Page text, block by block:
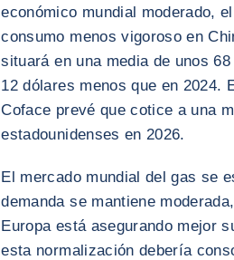
económico mundial moderado,
consumo menos vigoroso en
situará en una media de unos
12 dólares menos que en 2024.
Coface prevé que cotice a una
estadounidenses en 2026.
El mercado mundial del gas se
demanda se mantiene
Europa está asegurando mejor
esta normalización debería